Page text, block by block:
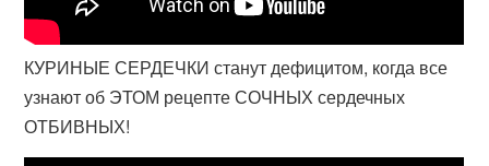
КУРИНЫЕ СЕРДЕЧКИ станут дефицитом, когда все
узнают об ЭТОМ рецепте СОЧНЫХ сердечных
ОТБИВНЫХ!